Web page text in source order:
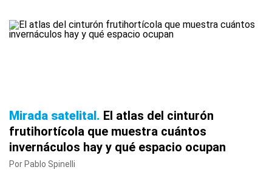
Mirada satelital El atlas del cinturón
frutihortícola que muestra cuántos
invernáculos hay y qué espacio ocupan
Por Pablo Spinelli